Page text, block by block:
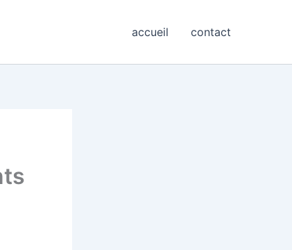
accueil contact